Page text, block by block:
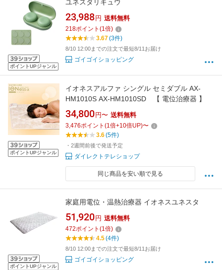
ポイントUPジャンル
ユネスタリキュウ
23,988 円 送料無料
218ポイント (1倍)
3.67(3件)
8/10 12:00までの注文で最短8/11お届け
ゴイゴイショッピング
ポイントUPジャンル
イオネスアルファ シングル セミダブル AX-
HM1010S AX-HM1010SD 【 電位治療器 】
34,800 円〜 送料無料
3,476ポイント (1倍+10倍UP)〜
3.6(5件)
・2週間前後で発送予定
ダイレクトテレショップ
同じ商品を安い順で見る
ポイントUPジャンル
家庭用電位・温熱治療器 イオネスユネスタ
51,920 円 送料無料
472ポイント (1倍)
4.5(4件)
8/10 12:00までの注文で最短8/11お届け
ゴイゴイショッピング